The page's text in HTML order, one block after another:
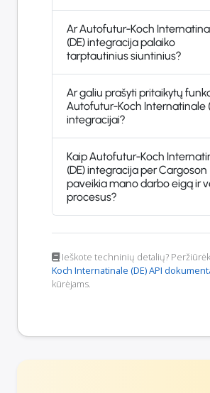
Ar Autofutur-Koch
(DE) integracija palaiko
tarptautinius siuntinius?
Ar galiu prašyti pritaikytų
Autofutur-Koch Internatinale
integracijai?
Kaip Autofutur-Koch
(DE) integracija per Cargoson
paveikia mano darbo eigą ir
procesus?
Ieškote techninių detalių?
Koch Internatinale (DE) API
kūrėjams.